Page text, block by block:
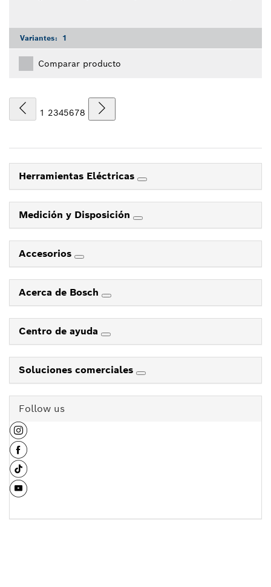
Variantes: 1
Comparar producto
1 2345678
Herramientas Eléctricas
Medición y Disposición
Accesorios
Acerca de Bosch
Centro de ayuda
Soluciones comerciales
Follow us